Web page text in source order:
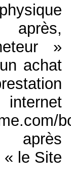
»
achat
« le Site